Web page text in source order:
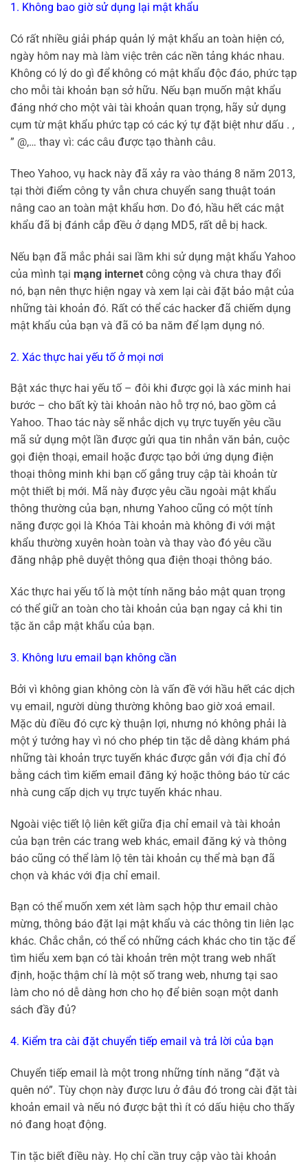
1. Không bao giờ sử dụng lại mật khẩu
Có rất nhiều giải pháp quản lý mật khẩu an toàn hiện có,
ngày hôm nay mà làm việc trên các nền tảng khác nhau.
Không có lý do gì để không có mật khẩu độc đáo, phức tạp
cho mỗi tài khoản bạn sở hữu. Nếu bạn muốn mật khẩu
đáng nhớ cho một vài tài khoản quan trọng, hãy sử dụng
cụm từ mật khẩu phức tạp có các ký tự đặt biệt như dấu . ,
” @,… thay vì: các câu được tạo thành câu.
Theo Yahoo, vụ hack này đã xảy ra vào tháng 8 năm 2013,
tại thời điểm công ty vẫn chưa chuyển sang thuật toán
nâng cao an toàn mật khẩu hơn. Do đó, hầu hết các mật
khẩu đã bị đánh cắp đều ở dạng MD5, rất dễ bị hack.
Nếu bạn đã mắc phải sai lầm khi sử dụng mật khẩu Yahoo
của mình tại mạng internet công cộng và chưa thay đổi
nó, bạn nên thực hiện ngay và xem lại cài đặt bảo mật của
những tài khoản đó. Rất có thể các hacker đã chiếm dụng
mật khẩu của bạn và đã có ba năm để lạm dụng nó.
2. Xác thực hai yếu tố ở mọi nơi
Bật xác thực hai yếu tố – đôi khi được gọi là xác minh hai
bước – cho bất kỳ tài khoản nào hỗ trợ nó, bao gồm cả
Yahoo. Thao tác này sẽ nhắc dịch vụ trực tuyến yêu cầu
mã sử dụng một lần được gửi qua tin nhắn văn bản, cuộc
gọi điện thoại, email hoặc được tạo bởi ứng dụng điện
thoại thông minh khi bạn cố gắng truy cập tài khoản từ
một thiết bị mới. Mã này được yêu cầu ngoài mật khẩu
thông thường của bạn, nhưng Yahoo cũng có một tính
năng được gọi là Khóa Tài khoản mà không đi với mật
khẩu thường xuyên hoàn toàn và thay vào đó yêu cầu
đăng nhập phê duyệt thông qua điện thoại thông báo.
Xác thực hai yếu tố là một tính năng bảo mật quan trọng
có thể giữ an toàn cho tài khoản của bạn ngay cả khi tin
tặc ăn cắp mật khẩu của bạn.
3. Không lưu email bạn không cần
Bởi vì không gian không còn là vấn đề với hầu hết các dịch
vụ email, người dùng thường không bao giờ xoá email.
Mặc dù điều đó cực kỳ thuận lợi, nhưng nó không phải là
một ý tưởng hay vì nó cho phép tin tặc dễ dàng khám phá
những tài khoản trực tuyến khác được gắn với địa chỉ đó
bằng cách tìm kiếm email đăng ký hoặc thông báo từ các
nhà cung cấp dịch vụ trực tuyến khác nhau.
Ngoài việc tiết lộ liên kết giữa địa chỉ email và tài khoản
của bạn trên các trang web khác, email đăng ký và thông
báo cũng có thể làm lộ tên tài khoản cụ thể mà bạn đã
chọn và khác với địa chỉ email.
Bạn có thể muốn xem xét làm sạch hộp thư email chào
mừng, thông báo đặt lại mật khẩu và các thông tin liên lạc
khác. Chắc chắn, có thể có những cách khác cho tin tặc để
tìm hiểu xem bạn có tài khoản trên một trang web nhất
định, hoặc thậm chí là một số trang web, nhưng tại sao
làm cho nó dễ dàng hơn cho họ để biên soạn một danh
sách đầy đủ?
4. Kiểm tra cài đặt chuyển tiếp email và trả lời của bạn
Chuyển tiếp email là một trong những tính năng “đặt và
quên nó”. Tùy chọn này được lưu ở đâu đó trong cài đặt tài
khoản email và nếu nó được bật thì ít có dấu hiệu cho thấy
nó đang hoạt động.
Tin tặc biết điều này. Họ chỉ cần truy cập vào tài khoản